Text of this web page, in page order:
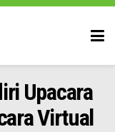
Upacara
Virtual